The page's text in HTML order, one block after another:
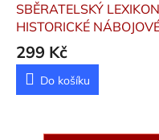
SBĚRATELSKÝ
HISTORICKÉ
ZBRANĚ (A VŠECHNO
KOLEM NICH)
299 Kč
Do košíku